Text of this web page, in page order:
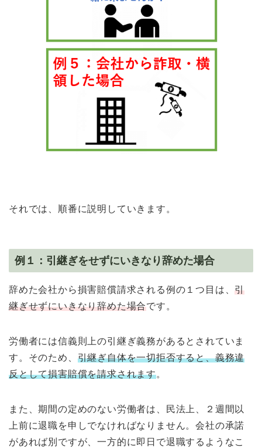
それでは、順番に説明していきます。
例１：引継ぎをせずにいきなり辞めた場合
辞めた会社から損害賠償請求される例の１つ目は、引
継ぎせずにいきなり辞めた場合です。
労働者には信義則上の引継ぎ義務があるとされていま
す。そのため、 引継ぎ自体を一切拒否すると、義務違
反として損害賠償を請求されます。
また、期間の定めのない労働者は、民法上、２週間以
上前に退職を申しでなければなりません。会社の承諾
があれば別ですが、一方的に即日で退職するようなこ